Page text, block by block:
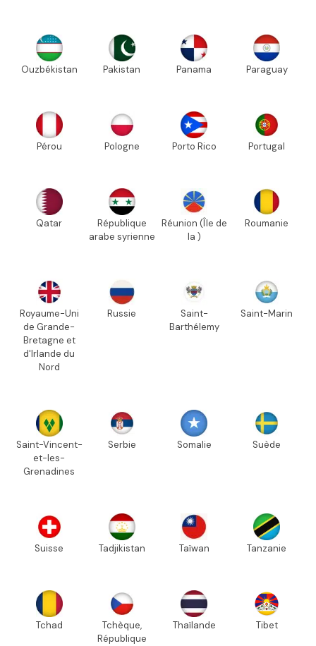
Ouzbékistan Pakistan Panama Paraguay
Pérou Pologne Porto Rico Portugal
Qatar
République
arabe syrienne
Réunion (Île de
la )
Roumanie
Royaume-Uni
de Grande-
Bretagne et
d'Irlande du
Nord
Russie
Saint-
Barthélemy
Saint-Marin
Saint-Vincent-
et-les-
Grenadines
Serbie Somalie Suède
Suisse Tadjikistan Taïwan Tanzanie
Tchad
Tchèque,
République
Thaïlande Tibet